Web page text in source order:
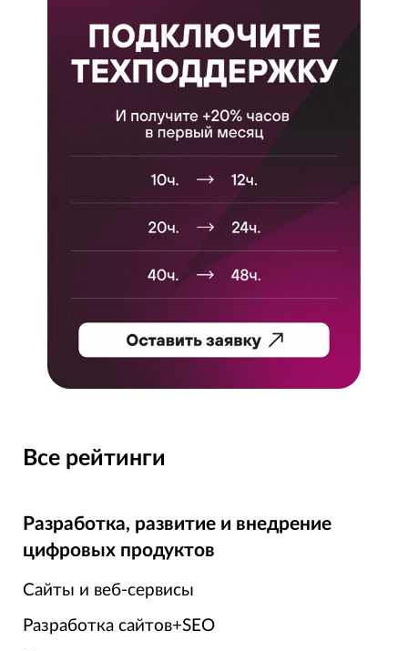
Все рейтинги
Разработка, развитие и внедрение
цифровых продуктов
Сайты и веб-сервисы
Разработка сайтов+SEO